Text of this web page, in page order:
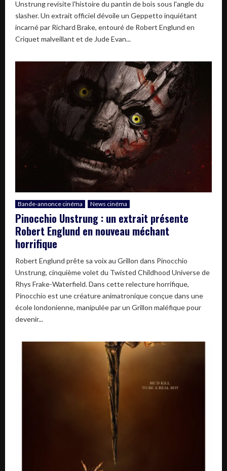
Unstrung revisite l'histoire du pantin de bois sous l'angle du
slasher. Un extrait officiel dévoile un Geppetto inquiétant
incarné par Richard Brake, entouré de Robert Englund en
Criquet malveillant et de Jude Evan...
Bande-annonce cinéma News cinéma
Pinocchio Unstrung : un extrait présente
Robert Englund en nouveau méchant
horrifique
Robert Englund prête sa voix au Grillon dans Pinocchio
Unstrung, cinquième volet du Twisted Childhood Universe de
Rhys Frake-Waterfield. Dans cette relecture horrifique,
Pinocchio est une créature animatronique conçue dans une
école londonienne, manipulée par un Grillon maléfique pour
devenir...